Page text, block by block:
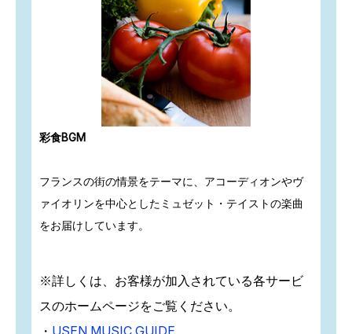
彩食BGM
フランスの街の情景をテーマに、アコーディオンやヴ
ァイオリンを中心としたミュゼット・テイストの楽曲
をお届けしています。
※詳しくは、お客様が加入されている各サービ
スのホームページをご覧ください。